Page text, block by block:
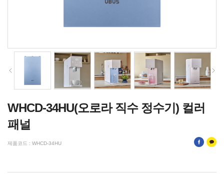
WHCD-34HU(오로라 직수 정수기) 컬러
패널
제품코드 : WHCD-34HU